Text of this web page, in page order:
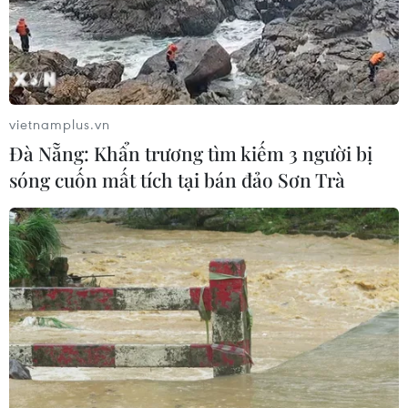
căng thẳng ngoại giao với Mỹ
05/08/2026 03:55
CƠ QUAN CHỦ QUẢN: THÔNG TẤN XÃ VIỆT NAM
Tổng Biên tập: TRẦN TIẾN DUẨN
Phó Tổng Biên tập: NGUYỄN THỊ TÁM, KHÚC THANH
THỦY
vietnamplus.vn
Đà Nẵng: Khẩn trương tìm kiếm 3 người bị
sóng cuốn mất tích tại bán đảo Sơn Trà